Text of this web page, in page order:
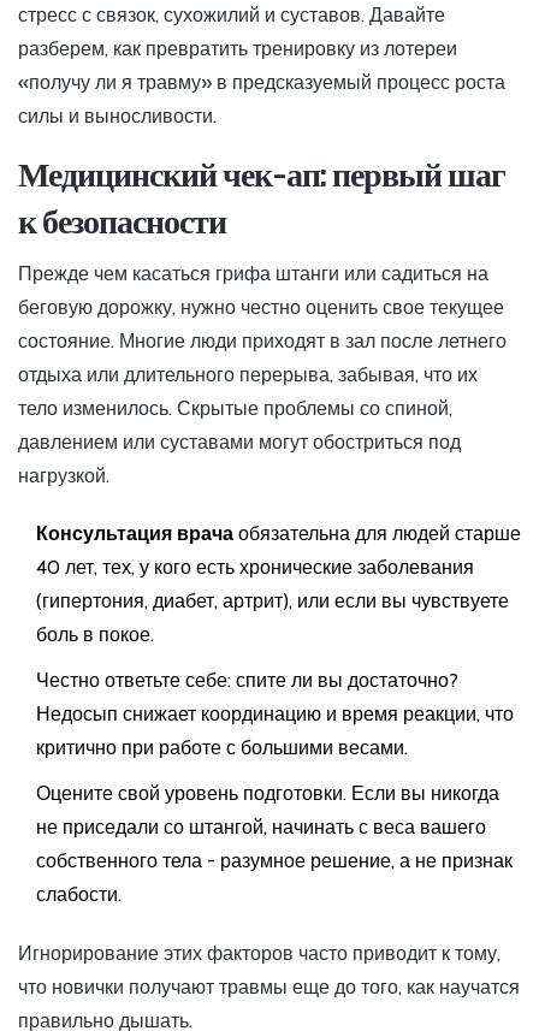
стресс с связок, сухожилий и суставов. Давайте
разберем, как превратить тренировку из лотереи
«получу ли я травму» в предсказуемый процесс роста
силы и выносливости.
Медицинский чек-ап: первый шаг
к безопасности
Прежде чем касаться грифа штанги или садиться на
беговую дорожку, нужно честно оценить свое текущее
состояние. Многие люди приходят в зал после летнего
отдыха или длительного перерыва, забывая, что их
тело изменилось. Скрытые проблемы со спиной,
давлением или суставами могут обостриться под
нагрузкой.
Консультация врача обязательна для людей старше
40 лет, тех, у кого есть хронические заболевания
(гипертония, диабет, артрит), или если вы чувствуете
боль в покое.
Честно ответьте себе: спите ли вы достаточно?
Недосып снижает координацию и время реакции, что
критично при работе с большими весами.
Оцените свой уровень подготовки. Если вы никогда
не приседали со штангой, начинать с веса вашего
собственного тела - разумное решение, а не признак
слабости.
Игнорирование этих факторов часто приводит к тому,
что новички получают травмы еще до того, как научатся
правильно дышать.